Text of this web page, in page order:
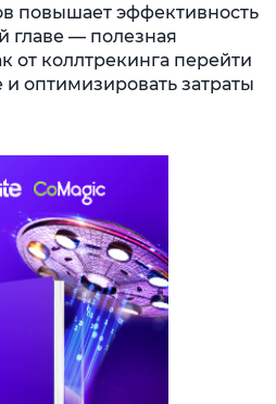
повышает эффективность
главе — полезная
от коллтрекинга перейти
и оптимизировать затраты